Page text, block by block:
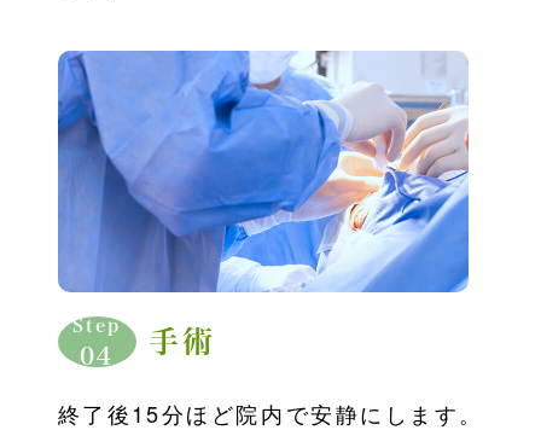
Step
04 手術
終了後15分ほど院内で安静にします。